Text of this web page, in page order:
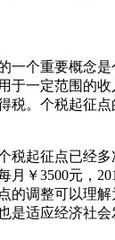
一个重要概念
于一定范围的
税。个税起征点
税起征点已经多
月￥3500元，
的调整可以理
是适应经济社会